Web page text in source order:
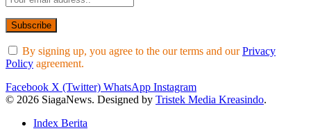
By signing up, you agree to the our terms and ourPrivacy
Policy agreement.
Facebook X (Twitter) WhatsApp Instagram
© 2026 SiagaNews. Designed by Tristek Media Kreasindo.
Index Berita